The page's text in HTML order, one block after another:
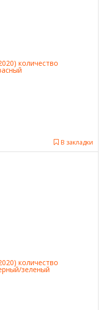
количество
В закладки
количество
зеленый